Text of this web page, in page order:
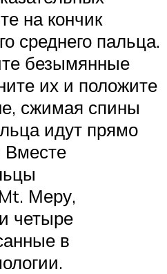
на кончик
среднего пальца.
безымянные
их и положите
сжимая спины
идут прямо
Вместе
Меру,
четыре
в